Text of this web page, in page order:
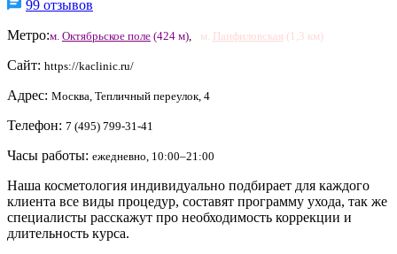
99 отзывов
Метро:м. Октябрьское поле (424 м) м. Панфиловская (1,3 км)
Сайт: https://kaclinic.ru/
Адрес: Москва, Тепличный переулок, 4
Телефон: 7 (495) 799-31-41
Часы работы: ежедневно, 10:00–21:00
Наша косметология индивидуально подбирает для каждого
клиента все виды процедур, составят программу ухода, так же
специалисты расскажут про необходимость коррекции и
длительность курса.